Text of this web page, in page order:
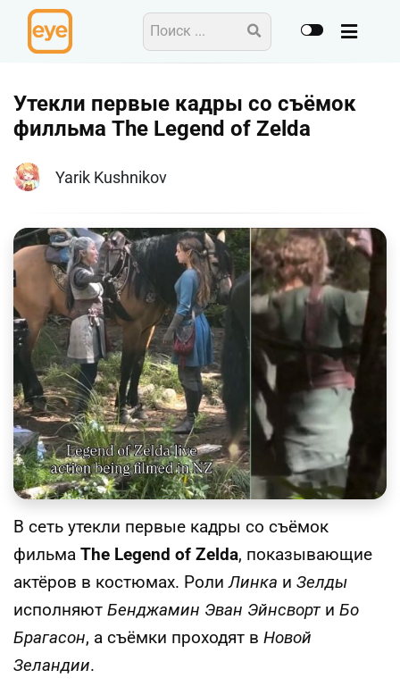
Утекли первые кадры со съёмок
филльма The Legend of Zelda
Yarik Kushnikov
В сеть утекли первые кадры со съёмок
фильма The Legend of Zelda, показывающие
актёров в костюмах. РолиЛинка и Зелды
исполняют Бенджамин Эван Эйнсворти Бо
Брагасон, а съёмки проходят в Новой
Зеландии.